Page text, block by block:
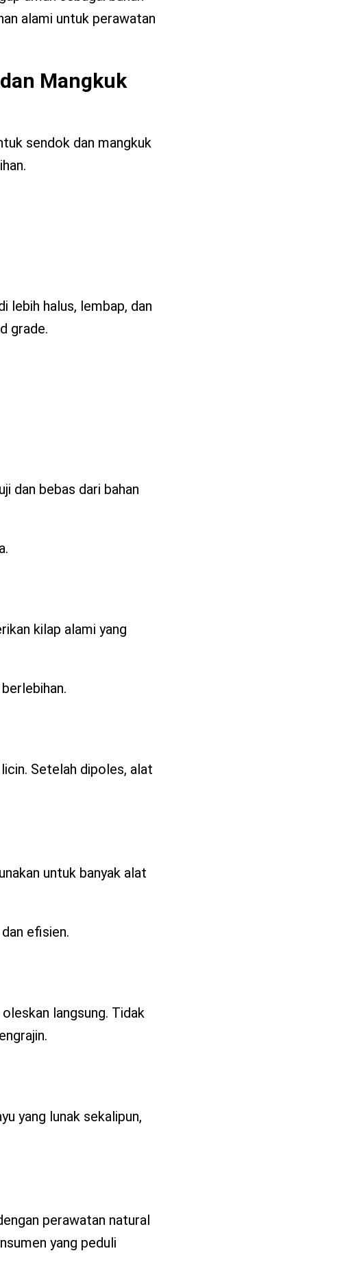
alami untuk perawatan
Mangkuk
sendok dan mangkuk
lebih halus, lembap, dan
grade.
dan bebas dari bahan
kilap alami yang
Setelah dipoles, alat
untuk banyak alat
efisien.
langsung. Tidak
yang lunak sekalipun,
perawatan natural
yang peduli